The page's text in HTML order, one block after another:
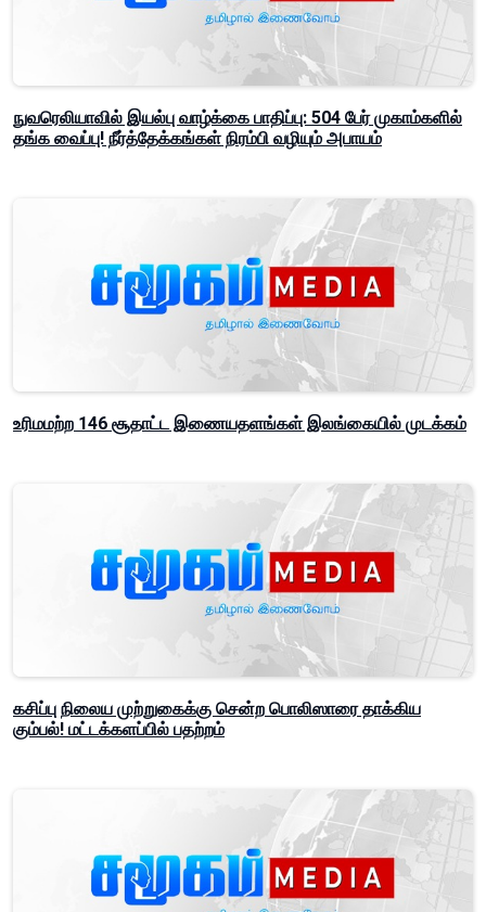
நுவரெலியாவில் இயல்பு வாழ்க்கை பாதிப்பு: 504 பேர் முகாம்களில்
தங்க வைப்பு! நீர்த்தேக்கங்கள் நிரம்பி வழியும் அபாயம்
உரிமமற்ற 146 சூதாட்ட இணையதளங்கள் இலங்கையில் முடக்கம்
கசிப்பு நிலைய முற்றுகைக்கு சென்ற பொலிஸாரை தாக்கிய
கும்பல்! மட்டக்களப்பில் பதற்றம்